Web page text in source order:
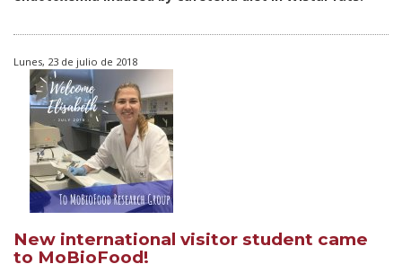
Lunes, 23 de julio de 2018
New international visitor student came
to MoBioFood!